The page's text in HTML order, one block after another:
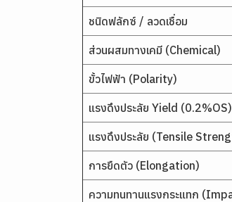
ชนิดฟลักซ์ / ลวดเชื่อม
ส่วนผสมทางเคมี (Chemical)
ขั้วไฟฟ้า (Polarity)
แรงดึงประลัย Yield (0.2%OS)
แรงดึงประลัย (Tensile
การยืดตัว (Elongation)
ความทนทานแรงกระแทก